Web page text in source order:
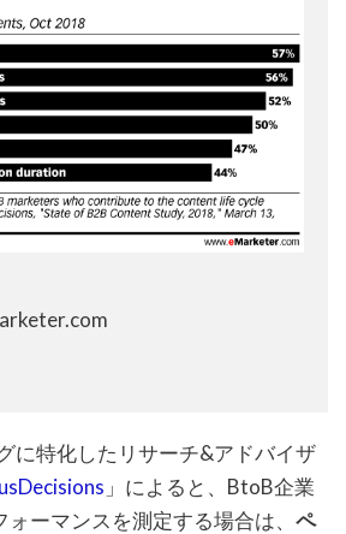
に特化したリサーチ&アドバイザ
」によると、BtoB企業
ーマンスを測定する場合は、 ペ